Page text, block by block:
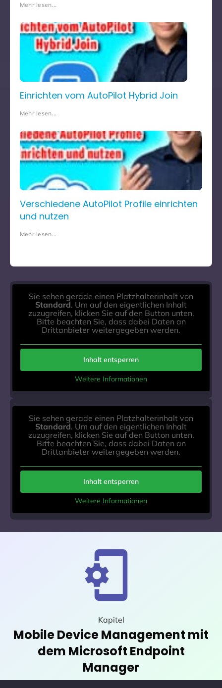
Mehr lesen...
Einrichten vom AutoPilot Hybrid Join
Mehr lesen...
Verschiedene AutoPilot Profile einrichten
und nutzen
Mehr lesen...
Sie sehen gerade einen Platzhalterinhalt von
Standard. Um auf den eigentlichen Inhalt
zuzugreifen, klicken Sie auf den Button unten.
Bitte beachten Sie, dass dabei Daten an
Drittanbieter weitergegeben werden.
Inhalt entsperren
Weitere Informationen
Sie sehen gerade einen Platzhalterinhalt von
Standard. Um auf den eigentlichen Inhalt
zuzugreifen, klicken Sie auf den Button unten.
Bitte beachten Sie, dass dabei Daten an
Drittanbieter weitergegeben werden.
Inhalt entsperren
Weitere Informationen
Kapitel
Mobile Device Management mit
dem Microsoft Endpoint
Manager